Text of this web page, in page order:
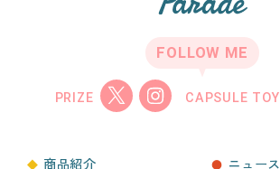
FOLLOW ME
PRIZE CAPSULE TOY
商品紹介 ニュース